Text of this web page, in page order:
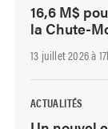
16,6 M$
la Chute-
13 juillet 2026 à
ACTUALITÉS